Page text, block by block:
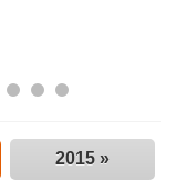
2015 »